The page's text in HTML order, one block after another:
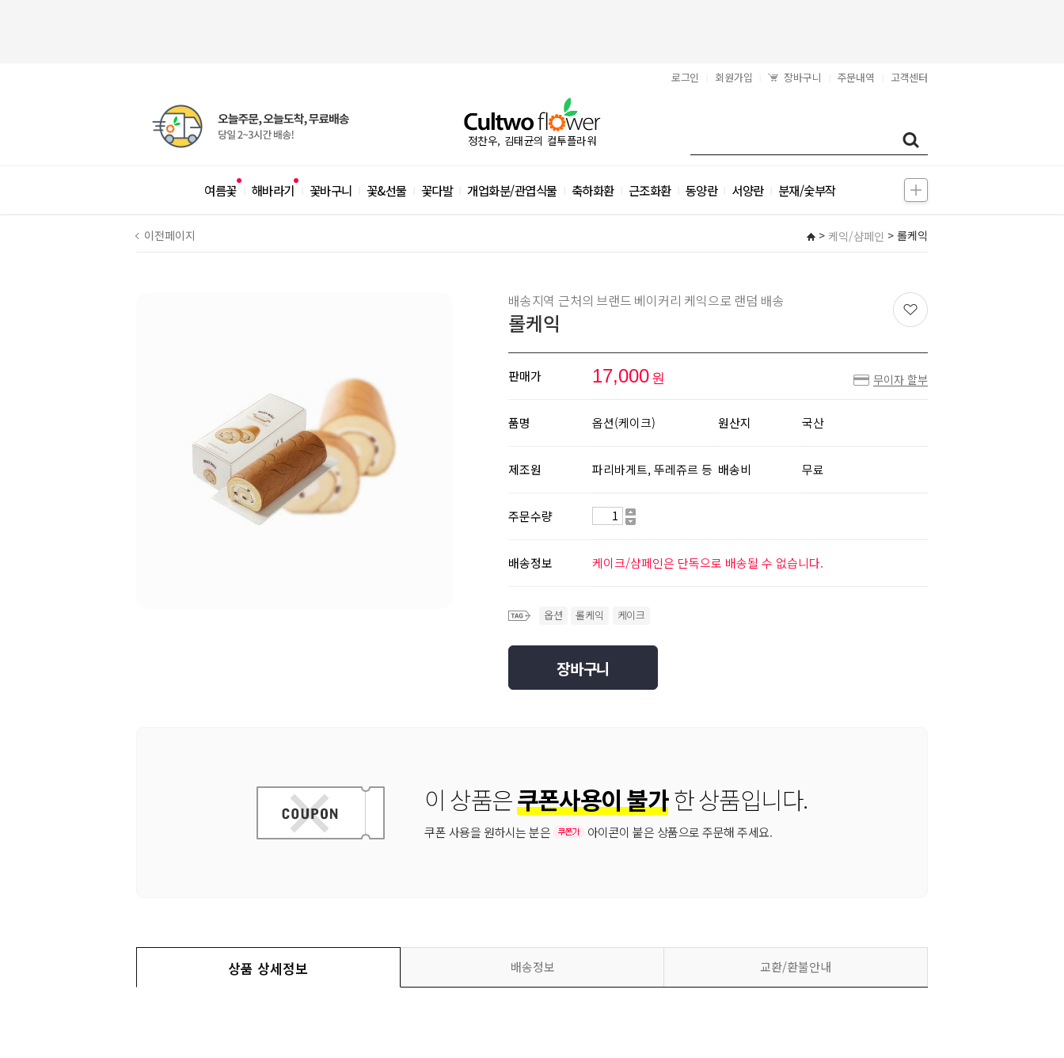
로그인 회원가입 장바구니 주문내역 고객센터
정찬우, 김태균의 컬투플라워
여름꽃 해바라기 꽃바구니 꽃&선물 꽃다발 개업화분/관엽식물 축하화환 근조화환 동양란 서양란 분재/숯부작
이전페이지 > 케익/샴페인 > 롤케익
배송지역 근처의 브랜드 베이커리 케익으로 랜덤 배송
롤케익
판매가 17,000 원 무이자 할부
품명 옵션(케이크) 원산지 국산
제조원 파리바게트, 뚜레쥬르 등 배송비 무료
주문수량
배송정보 케이크/샴페인은 단독으로 배송될 수 없습니다.
옵션 롤케익 케이크
장바구니
이 상품은쿠폰사용이 불가한 상품입니다.
쿠폰 사용을 원하시는 분은 아이콘이 붙은 상품으로 주문해 주세요.
상품 상세정보 배송정보 교환/환불안내